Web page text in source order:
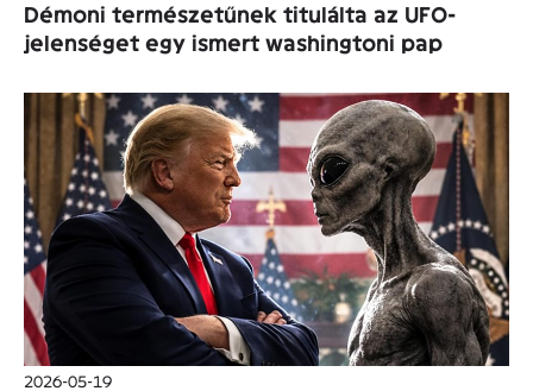
Démoni természetűnek titulálta az UFO-
jelenséget egy ismert washingtoni pap
2026-05-19